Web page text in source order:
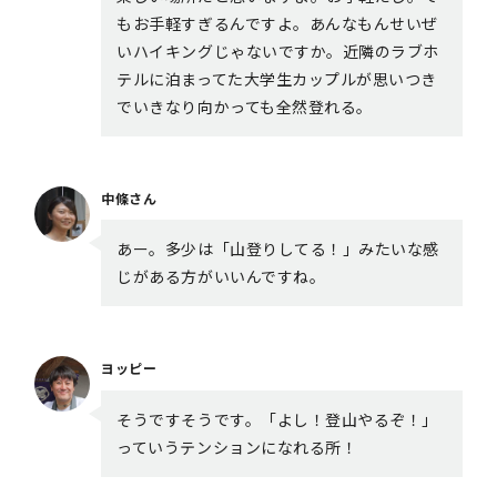
もお手軽すぎるんですよ。あんなもんせいぜ
いハイキングじゃないですか。近隣のラブホ
テルに泊まってた大学生カップルが思いつき
でいきなり向かっても全然登れる。
中條さん
あー。多少は「山登りしてる！」みたいな感
じがある方がいいんですね。
ヨッピー
そうですそうです。「よし！登山やるぞ！」
っていうテンションになれる所！